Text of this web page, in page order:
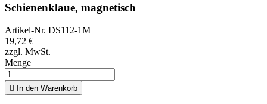
Schienenklaue, magnetisch
Artikel-Nr. DS112-1M
19,72 €
zzgl. MwSt.
Menge
 In den Warenkorb